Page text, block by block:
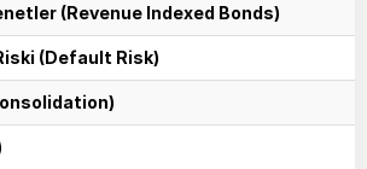
(Revenue Indexed Bonds)
(Default Risk)